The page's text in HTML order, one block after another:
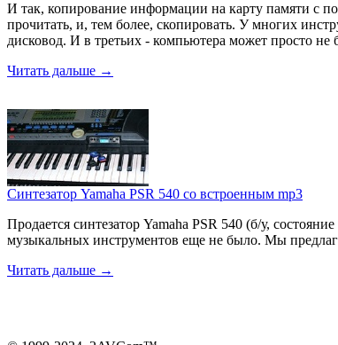
И так, копирование информации на карту памяти с
прочитать, и, тем более, скопировать. У многих
дисковод. И в третьих - компьютера может просто не
Читать дальше →
Синтезатор Yamaha PSR 540 со встроенным mp3
Продается синтезатор Yamaha PSR 540 (б/у,
музыкальных инструментов еще не было. Мы
Читать дальше →